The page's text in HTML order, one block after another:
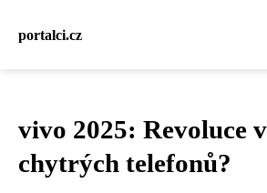
portalci.cz
vivo 2025: Revoluce
chytrých telefonů?